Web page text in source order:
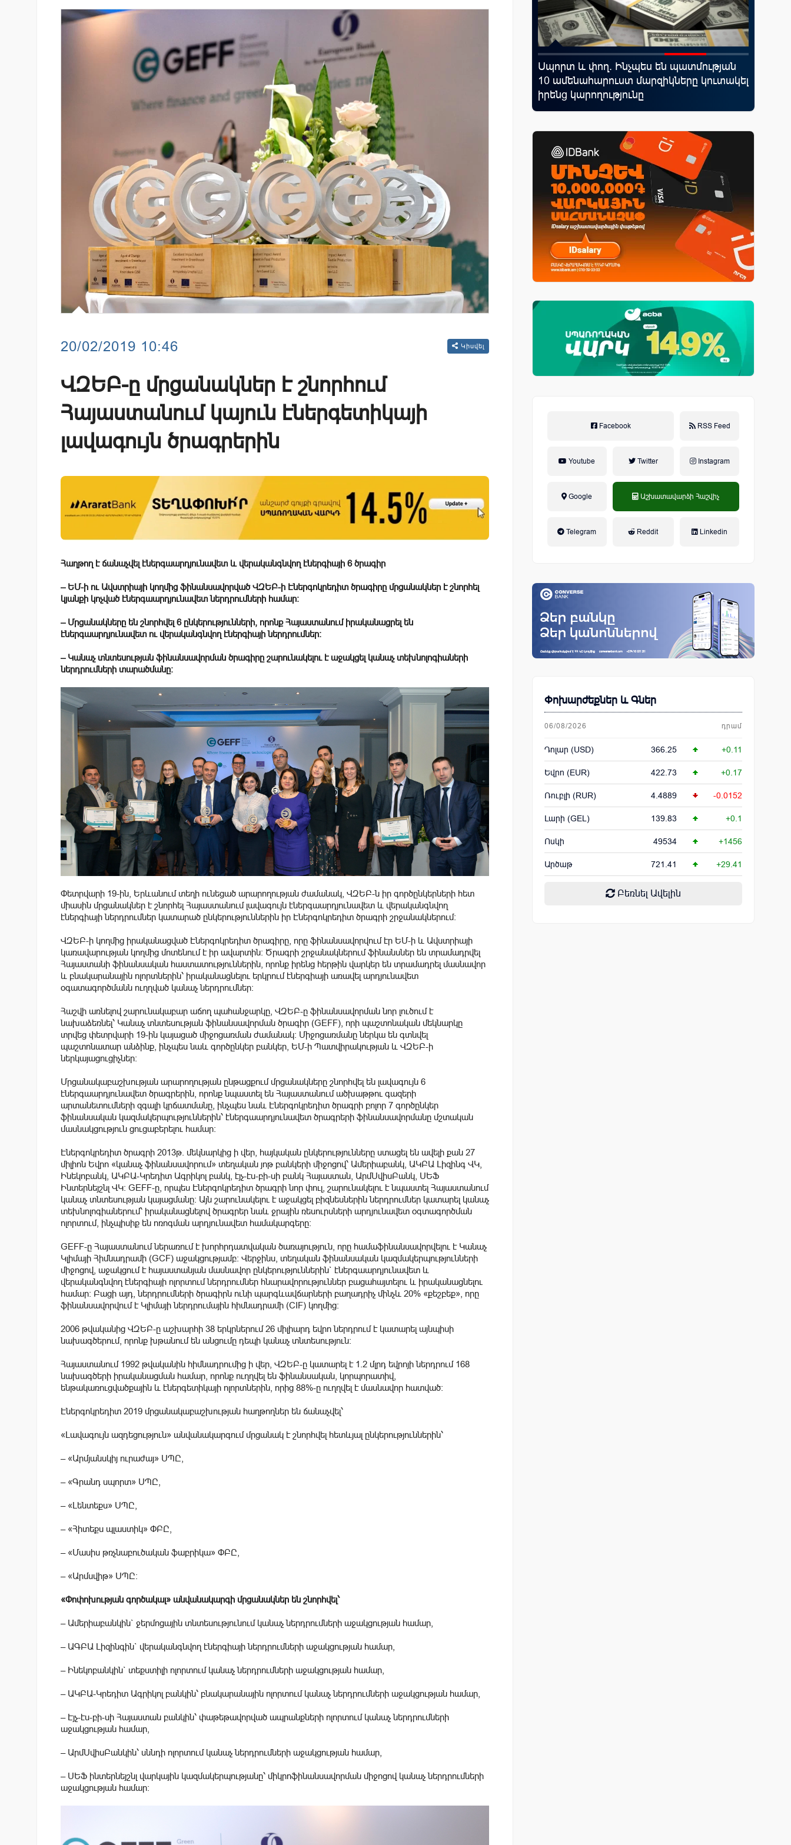
20/02/2019 10:46 Կիսվել
ՎԶԵԲ-ը մրցանակներ է շնորհում
Հայաստանում կայուն էներգետիկայի
լավագույն ծրագրերին
Հաղթող է ճանաչվել էներգաարդյունավետ և վերականգնվող էներգիայի 6 ծրագիր
– ԵՄ-ի ու Ավստրիայի կողմից ֆինանսավորված ՎԶԵԲ-ի Էներգոկրեդիտ ծրագիրը մրցանակներ է շնորհել
կյանքի կոչված էներգաարդյունավետ ներդրումների համար։
– Մրցանակները են շնորհվել 6 ընկերությունների, որոնք Հայաստանում իրականացրել են
էներգաարդյունավետ ու վերականգնվող էներգիայի ներդրումներ։
– Կանաչ տնտեսության ֆինանսավորման ծրագիրը շարունակելու է աջակցել կանաչ տեխնոլոգիաների
ներդրումների տարածմանը։
Փետրվարի 19-ին, Երևանում տեղի ունեցած արարողության ժամանակ, ՎԶԵԲ-ն իր գործընկերների հետ
միասին մրցանակներ է շնորհել Հայաստանում լավագույն էներգաարդյունավետ և վերականգնվող
էներգիայի ներդրումներ կատարած ընկերություններին իր Էներգոկրեդիտ ծրագրի շրջանակներում:
ՎԶԵԲ-ի կողմից իրականացված Էներգոկրեդիտ ծրագիրը, որը ֆինանսավորվում էր ԵՄ-ի և Ավստրիայի
կառավարության կողմից մոտենում է իր ավարտին: Ծրագրի շրջանակներում ֆինանսներ են տրամադրվել
Հայաստանի ֆինանսական հաստատություններին, որոնք իրենց հերթին վարկեր են տրամադրել մասնավոր
և բնակարանային ոլորտներին՝ իրականացնելու երկրում էներգիայի առավել արդյունավետ
օգատագործմանն ուղղված կանաչ ներդրումներ:
Հաշվի առնելով շարունակաբար աճող պահանջարկը, ՎԶԵԲ-ը ֆինանսավորման նոր լուծում է
նախաձեռնել՝ Կանաչ տնտեսության ֆինանսավորման ծրագիր (GEFF), որի պաշտոնական մեկնարկը
տրվեց փետրվարի 19-ին կայացած միջոցառման ժամանակ: Միջոցառմանը ներկա են գտնվել
պաշտոնատար անձինք, ինչպես նաև գործընկեր բանկեր, ԵՄ-ի Պատվիրակության և ՎԶԵԲ-ի
ներկայացուցիչներ։
Մրցանակաբաշխության արարողության ընթացքում մրցանակները շնորհվել են լավագույն 6
էներգաարդյունավետ ծրագրերին, որոնք նպաստել են Հայաստանում ածխաթթու գազերի
արտանետումների զգալի կրճատմանը, ինչպես նաև Էներգոկրեդիտ ծրագրի բոլոր 7 գործընկեր
ֆինանսական կազմակերպություններին՝ էներգաարդյունավետ ծրագրերի ֆինանսավորմանը մշտական
մասնակցություն ցուցաբերելու համար:
Էներգոկրեդիտ ծրագրի 2013թ. մեկնարկից ի վեր, հայկական ընկերությունները ստացել են ավելի քան 27
միլիոն Եվրո «կանաչ ֆինանսավորում» տեղական յոթ բանկերի միջոցով՝ Ամերիաբանկ, ԱԿԲԱ Լիզինգ ՎԿ,
Ինեկոբանկ, ԱԿԲԱ-Կրեդիտ Ագրիկոլ բանկ, էյչ-էս-բի-սի բանկ Հայաստան, ԱրմՍվիսԲանկ, ՍԵՖ
Ինտերնեյշնլ ՎԿ: GEFF-ը, որպես Էներգոկրեդիտ ծրագրի նոր փուլ, շարունակելու է նպաստել Հայաստանում
կանաչ տնտեսության կայացմանը: Այն շարունակելու է աջակցել բիզնեսներին ներդրումներ կատարել կանաչ
տեխնոլոգիաներում՝ իրականացնելով ծրագրեր նաև ջրային ռեսուրսների արդյունավետ օգտագործման
ոլորտում, ինչպիսիք են ոռոգման արդյունավետ համակարգերը:
GEFF-ը Հայաստանում ներառում է խորհրդատվական ծառայություն, որը համաֆինանսավորվելու է Կանաչ
Կլիմայի Հիմնադրամի (GCF) աջակցությամբ: Վերջինս, տեղական ֆինանսական կազմակերպությունների
միջոցով, աջակցում է հայաստանյան մասնավոր ընկերություններին` էներգաարդյունավետ և
վերականգնվող էներգիայի ոլորտում ներդրումներ հնարավորություններ բացահայտելու և իրականացնելու
համար: Բացի այդ, ներդրումների ծրագիրն ունի պարգևավճարների բաղադրիչ մինչև 20% «քեշբեք», որը
ֆինանսավորվում է Կլիմայի ներդրումային հիմնադրամի (CIF) կողմից:
2006 թվականից ՎԶԵԲ-ը աշխարհի 38 երկրներում 26 միլիարդ եվրո ներդրում է կատարել այնպիսի
նախագծերում, որոնք խթանում են անցումը դեպի կանաչ տնտեսություն:
Հայաստանում 1992 թվականին հիմնադրումից ի վեր, ՎԶԵԲ-ը կատարել է 1.2 մլրդ եվրոյի ներդրում 168
նախագծերի իրականացման համար, որոնք ուղղվել են ֆինանսական, կորպորատիվ,
ենթակառուցվածքային և էներգետիկայի ոլորտներին, որից 88%-ը ուղղվել է մասնավոր հատված:
Էներգոկրեդիտ 2019 մրցանակաբաշխության հաղթողներ են ճանաչվել՝
«Լավագույն ազդեցություն» անվանակարգում մրցանակ է շնորհվել հետևյալ ընկերություններին՝
– «Արմյանսկիյ ուրաժայ» ՍՊԸ,
– «Գրանդ սպորտ» ՍՊԸ,
– «Լենտեքս» ՍՊԸ,
– «Հիտեքս պլաստիկ» ՓԲԸ,
– «Մասիս թռչնաբուծական ֆաբրիկա» ՓԲԸ,
– «Արմսվիթ» ՍՊԸ:
«Փոփոխության գործակալ» անվանակարգի մրցանակներ են շնորհվել՝
– Ամերիաբանկին` ջերմոցային տնտեսությունում կանաչ ներդրումների աջակցության համար,
– ԱԳԲԱ Լիզինգին` վերականգնվող էներգիայի ներդրումների աջակցության համար,
– Ինեկոբանկին` տեքստիլի ոլորտում կանաչ ներդրումների աջակցության համար,
– ԱԿԲԱ-Կրեդիտ Ագրիկոլ բանկին՝ բնակարանային ոլորտում կանաչ ներդրումների աջակցության համար,
– Էյչ-էս-բի-սի Հայաստան բանկին՝ փաթեթավորված ապրանքների ոլորտում կանաչ ներդրումների
աջակցության համար,
– ԱրմՍվիսԲանկին՝ սննդի ոլորտում կանաչ ներդրումների աջակցության համար,
– ՍԵՖ ինտերնեյշնլ վարկային կազմակերպությանը՝ միկրոֆինանսավորման միջոցով կանաչ ներդրումների
աջակցության համար:
Ֆասթ Բանկը Սևան Ստարտափ
Սամմիթին ներկայացրել է իր
պրոդուկտներն ու քարտային
առաջարկները
Կոնվերս Բանկը և Visa-ն ընդլայնում են
ռազմավարական համագործակցությունը՝
նոր հաճախորդակենտրոն լուծումների
զարգացման նպատակով
Սպորտ և փող. Ինչպես են պատմության
10 ամենահարուստ մարզիկները կուտակել
իրենց կարողությունը
Facebook RSS Feed
Youtube Twitter Instagram
Google Աշխատավարձի Հաշվիչ
Telegram Reddit Linkedin
Փոխարժեքներ և Գներ
06/08/2026 դրամ
Դոլար (USD) 366.25 +0.11
Եվրո (EUR) 422.73 +0.17
Ռուբլի (RUR) 4.4889 -0.0152
Լարի (GEL) 139.83 +0.1
Ոսկի 49534 +1456
Արծաթ 721.41 +29.41
Բեռնել Ավելին